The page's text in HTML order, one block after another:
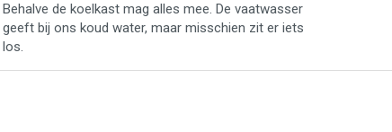
Behalve de koelkast mag alles mee. De vaatwasser
geeft bij ons koud water, maar misschien zit er iets
los.